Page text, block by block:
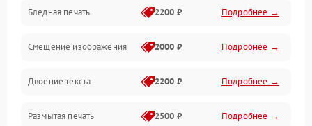
Картриджи и расходники
Механика и узлы
Подключение и интерфейсы
Панель управления и индикация
Бледная печать 2200 ₽ Подробнее →
Смещение изображения 2000 ₽ Подробнее →
Двоение текста 2200 ₽ Подробнее →
Размытая печать 2500 ₽ Подробнее →